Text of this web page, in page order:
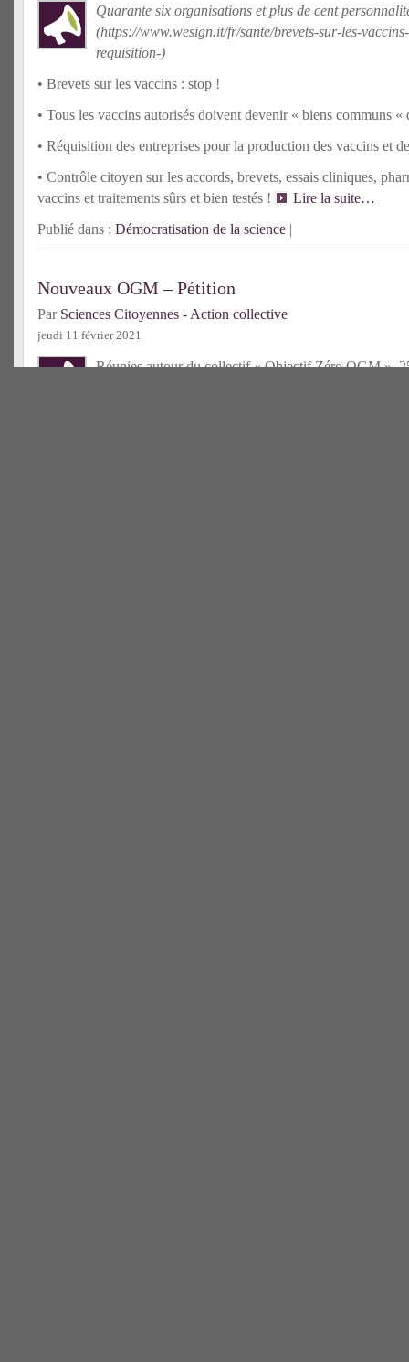
Quarante six organisations et plus de cent
(https://www.wesign.it/fr/sante/brevets-sur-les-
requisition-)
• Brevets sur les vaccins : stop !
• Tous les vaccins autorisés doivent devenir « biens communs «
• Réquisition des entreprises pour la production des vaccins et
• Contrôle citoyen sur les accords, brevets, essais cliniques,
vaccins et traitements sûrs et bien testés !
Lire la suite…
Publié dans : Démocratisation de la science |
Nouveaux OGM – Pétition
Par Sciences Citoyennes - Action collective
jeudi 11 février 2021
Réunies autour du collectif « Objectif Zéro OGM »,